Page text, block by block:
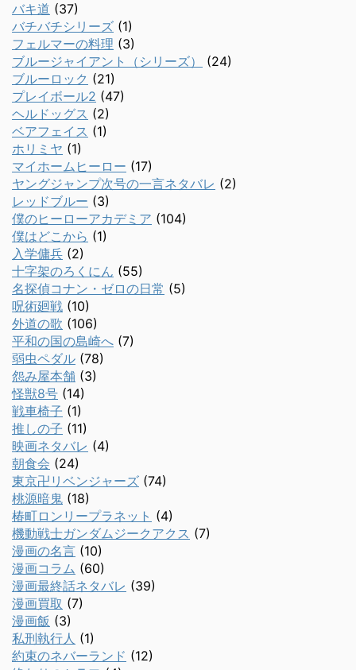
バキ道 (37)
バチバチシリーズ (1)
フェルマーの料理 (3)
ブルージャイアント（シリーズ）
(24)
ブルーロック (21)
プレイボール2 (47)
ヘルドッグス (2)
ベアフェイス (1)
ホリミヤ (1)
マイホームヒーロー (17)
ヤングジャンプ次号の一言ネタバレ (2)
レッドブルー (3)
僕のヒーローアカデミア (104)
僕はどこから (1)
入学傭兵 (2)
十字架のろくにん (55)
名探偵コナン・ゼロの日常 (5)
呪術廻戦 (10)
外道の歌 (106)
平和の国の島崎へ (7)
弱虫ペダル (78)
怨み屋本舗 (3)
怪獣8号 (14)
戦車椅子 (1)
推しの子 (11)
映画ネタバレ (4)
朝食会 (24)
東京卍リベンジャーズ (74)
桃源暗鬼 (18)
椿町ロンリープラネット (4)
機動戦士ガンダムジークアクス (7)
漫画の名言 (10)
漫画コラム (60)
漫画最終話ネタバレ (39)
漫画買取 (7)
漫画飯 (3)
私刑執行人 (1)
約束のネバーランド (12)